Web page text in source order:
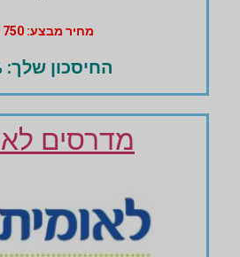
מחיר מבצע: 750 ₪
החיסכון שלך: 71%
מדרסים